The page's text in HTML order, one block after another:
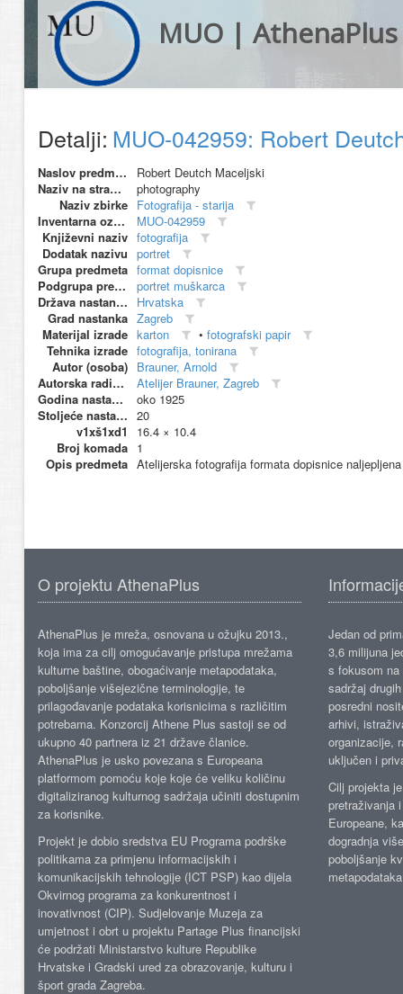
MUO | AthenaPlus
Detalji: MUO-042959: Robert
Naslov predmeta
Robert Deutch Maceljski
Naziv na stranom jeziku
photography
Naziv zbirke Fotografija - starija
Inventarna oznaka
MUO-042959
Književni naziv fotografija
Dodatak nazivu portret
Grupa predmeta format dopisnice
Podgrupa predmeta
portret muškarca
Država nastanka
Hrvatska
Grad nastanka Zagreb
Materijal izrade karton • fotografski papir
Tehnika izrade fotografija, tonirana
Autor (osoba) Brauner, Arnold
Autorska radionica (proizvođač)
Atelijer Brauner, Zagreb
Godina nastanka
oko 1925
Stoljeće nastanka 20
v1xš1xd1
16.4 × 10.4
Broj komada 1
Opis predmeta Atelijerska fotografija formata dopisnice
O projektu AthenaPlus
AthenaPlus je mreža, osnovana u ožujku 2013.,
koja ima za cilj omogućavanje pristupa mrežama
kulturne baštine, obogaćivanje metapodataka,
poboljšanje višejezične terminologije, te
prilagođavanje podataka korisnicima s različitim
potrebama. Konzorcij Athene Plus sastoji se od
ukupno 40 partnera iz 21 države članice.
AthenaPlus je usko povezana s Europeana
platformom pomoću koje koje će veliku količinu
digitaliziranog kulturnog sadržaja učiniti dostupnim
za korisnike.
Projekt je dobio sredstva EU Programa podrške
politikama za primjenu informacijskih i
komunikacijskih tehnologije (ICT PSP) kao dijela
Okvirnog programa za konkurentnost i
inovativnost (CIP). Sudjelovanje Muzeja za
umjetnost i obrt u projektu Partage Plus financijski
će podržati Ministarstvo kulture Republike
Hrvatske i Gradski ured za obrazovanje, kulturu i
šport grada Zagreba.
Jedan od
3,6 milijuna
s fokusom
sadržaj
posredni
arhivi,
organizacije,
uključen i
Cilj projekta
pretraživanja
Europeane,
dogradnja
poboljšanje